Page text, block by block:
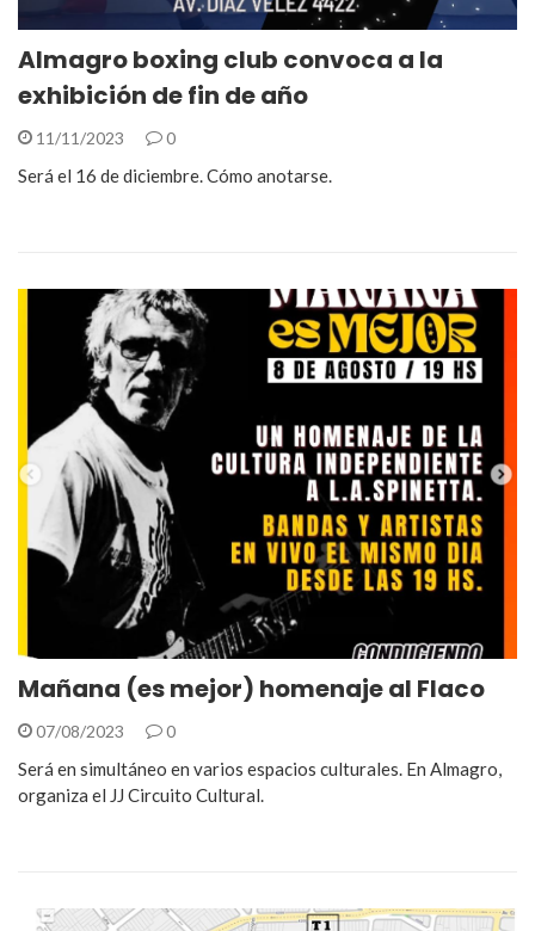
Almagro boxing club convoca a la
exhibición de fin de año
11/11/2023 0
Será el 16 de diciembre. Cómo anotarse.
Mañana (es mejor) homenaje al Flaco
07/08/2023 0
Será en simultáneo en varios espacios culturales. En Almagro,
organiza el JJ Circuito Cultural.